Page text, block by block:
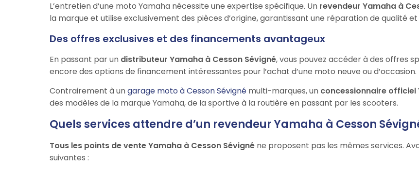
L’entretien d’une moto Yamaha nécessite une expertise spécifique. Un revendeur Yamaha à
la marque et utilise exclusivement des pièces d’origine, garantissant une réparation de qualité
Des offres exclusives et des financements avantageux
En passant par un distributeur Yamaha à Cesson Sévigné, vous pouvez accéder à des offres
encore des options de financement intéressantes pour l’achat d’une moto neuve ou d’occasion.
Contrairement à ungarage moto à Cesson Sévigné multi-marques, un concessionnaire officiel
des modèles de la marque Yamaha, de la sportive à la routière en passant par les scooters.
Quels services attendre d’un revendeur Yamaha à Cesson
Tous les points de vente Yamaha à Cesson Sévigné ne proposent pas les mêmes services.
suivantes :